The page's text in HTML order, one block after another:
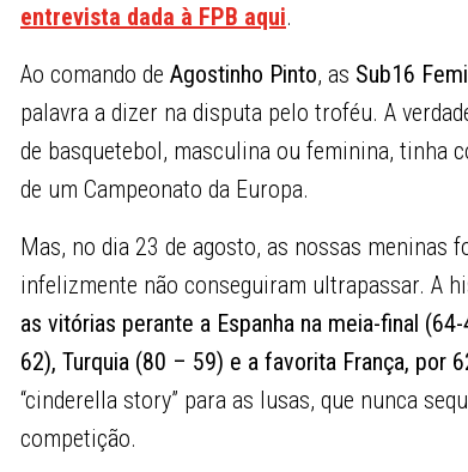
entrevista dada à FPB aqui.
Ao comando de Agostinho Pinto, as Sub16
palavra a dizer na disputa pelo troféu. A
de basquetebol, masculina ou feminina, tinha
de um Campeonato da Europa.
Mas, no dia 23 de agosto, as nossas meninas
infelizmente não conseguiram ultrapassar. A
as vitórias perante a Espanha na meia-final
62), Turquia (80 – 59) e a favorita França, por
“cinderella story” para as lusas, que nunca
competição.